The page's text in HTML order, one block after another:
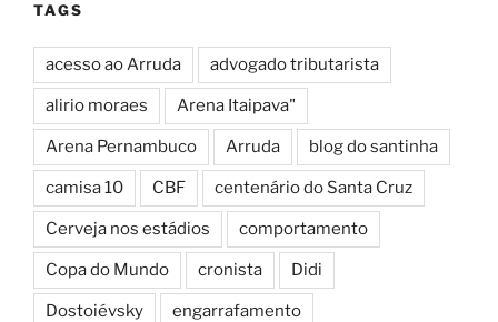
TAGS
acesso ao Arruda advogado tributarista
alirio moraes Arena Itaipava"
Arena Pernambuco Arruda blog do santinha
camisa 10 CBF centenário do Santa Cruz
Cerveja nos estádios comportamento
Copa do Mundo cronista Didi
Dostoiévsky engarrafamento